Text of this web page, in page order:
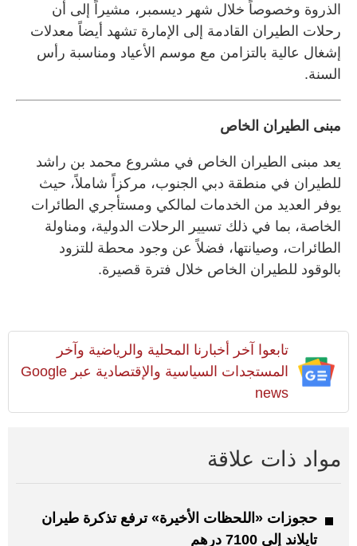
الذروة وخصوصاً خلال شهر ديسمبر، مشيراً إلى أن
رحلات الطيران القادمة إلى الإمارة تشهد أيضاً معدلات
إشغال عالية بالتزامن مع موسم الأعياد ومناسبة رأس
السنة.
مبنى الطيران الخاص
يعد مبنى الطيران الخاص في مشروع محمد بن راشد
للطيران في منطقة دبي الجنوب، مركزاً شاملاً، حيث
يوفر العديد من الخدمات لمالكي ومستأجري الطائرات
الخاصة، بما في ذلك تسيير الرحلات الدولية، ومناولة
الطائرات، وصيانتها، فضلاً عن وجود محطة للتزود
بالوقود للطيران الخاص خلال فترة قصيرة.
تابعوا آخر أخبارنا المحلية والرياضية وآخر
المستجدات السياسية والإقتصادية عبر Google
news
مواد ذات علاقة
حجوزات «اللحظات الأخيرة» ترفع تذكرة طيران
تايلاند إلى 7100 درهم